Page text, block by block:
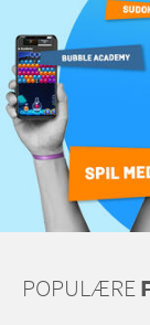
POPULÆRE